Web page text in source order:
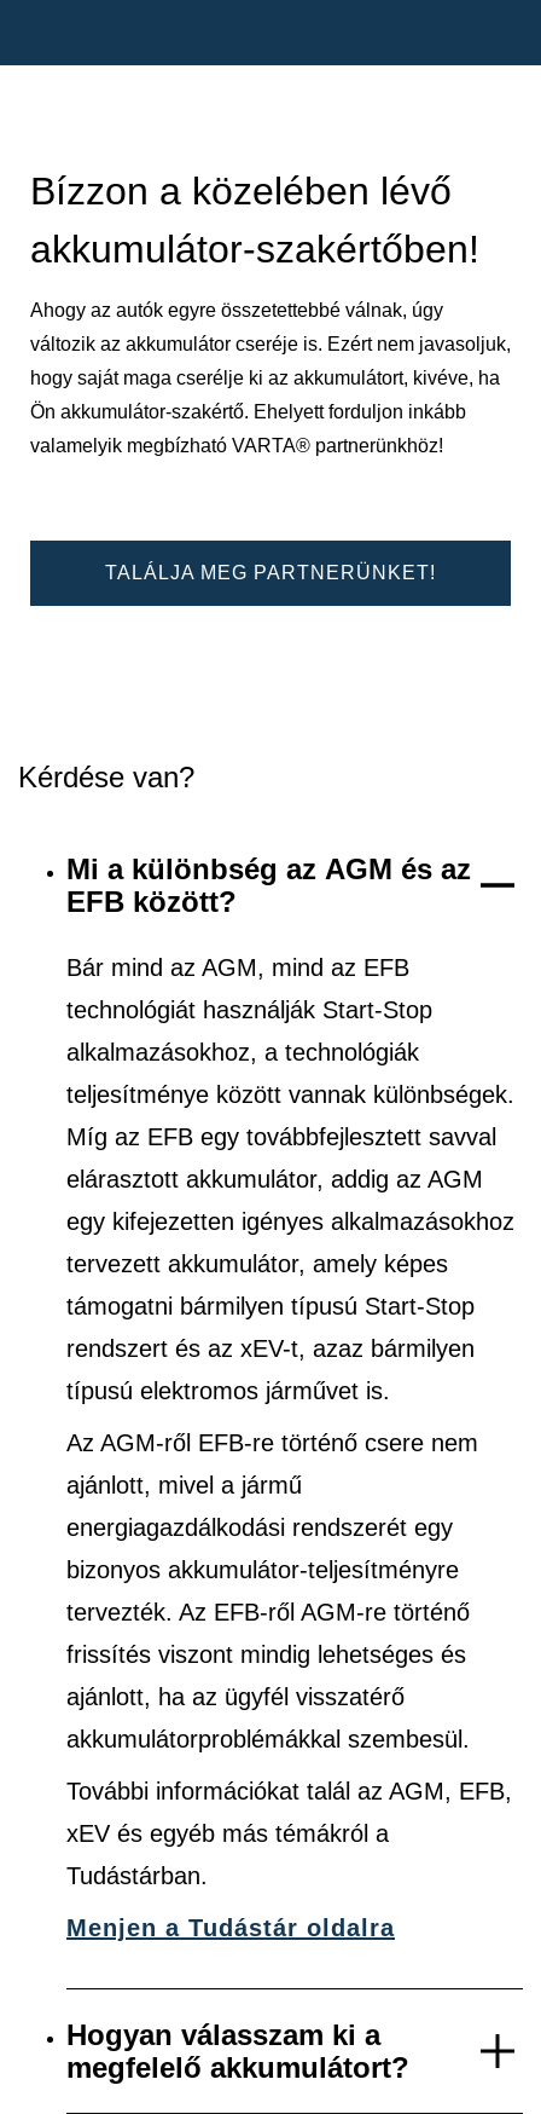
Bízzon a közelében lévő
akkumulátor-szakértőben!
Ahogy az autók egyre összetettebbé válnak, úgy
változik az akkumulátor cseréje is. Ezért nem javasoljuk,
hogy saját maga cserélje ki az akkumulátort, kivéve, ha
Ön akkumulátor-szakértő. Ehelyett forduljon inkább
valamelyik megbízható VARTA® partnerünkhöz!
TALÁLJA MEG PARTNERÜNKET!
Kérdése van?
Mi a különbség az AGM és az
EFB között?
Bár mind az AGM, mind az EFB
technológiát használják Start-Stop
alkalmazásokhoz, a technológiák
teljesítménye között vannak különbségek.
Míg az EFB egy továbbfejlesztett savval
elárasztott akkumulátor, addig az AGM
egy kifejezetten igényes alkalmazásokhoz
tervezett akkumulátor, amely képes
támogatni bármilyen típusú Start-Stop
rendszert és az xEV-t, azaz bármilyen
típusú elektromos járművet is.
Az AGM-ről EFB-re történő csere nem
ajánlott, mivel a jármű
energiagazdálkodási rendszerét egy
bizonyos akkumulátor-teljesítményre
tervezték. Az EFB-ről AGM-re történő
frissítés viszont mindig lehetséges és
ajánlott, ha az ügyfél visszatérő
akkumulátorproblémákkal szembesül.
További információkat talál az AGM, EFB,
xEV és egyéb más témákról a
Tudástárban.
Menjen a Tudástár oldalra
Hogyan válasszam ki a
megfelelő akkumulátort?